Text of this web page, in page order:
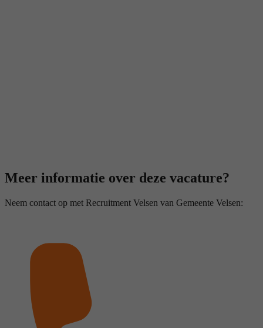
Meer informatie over deze vacature?
Neem contact op met Recruitment Velsen van Gemeente Velsen: